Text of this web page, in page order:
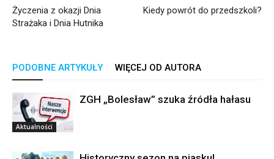
Życzenia z okazji Dnia
Strażaka i Dnia Hutnika
Kiedy powrót do przedszkoli?
PODOBNE ARTYKUŁY WIĘCEJ OD AUTORA
Aktualności
ZGH „Bolesław” szuka źródła hałasu